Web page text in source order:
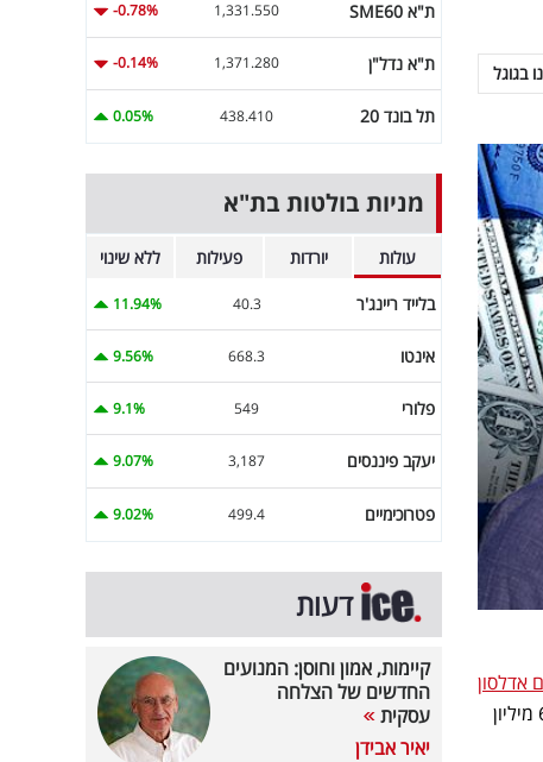
בגוגל
אדלסון
. עם זאת, אדלסון הפסידה במהלך השבוע 69 מיליון
ת"א SME60 1,331.550
-0.78%
ת"א נדל"ן 1,371.280
-0.14%
תל בונד 20 438.410
0.05%
מניות בולטות בת"א
עולות יורדות פעילות ללא שינוי
בלייד ריינג'ר 40.3
11.94%
אינטו 668.3
9.56%
פלורי 549
9.1%
יעקב פיננסים 3,187
9.07%
פטרוכימיים 499.4
9.02%
דעות
קיימות, אמון וחוסן: המנועים
החדשים של הצלחה
עסקית
יאיר אבידן